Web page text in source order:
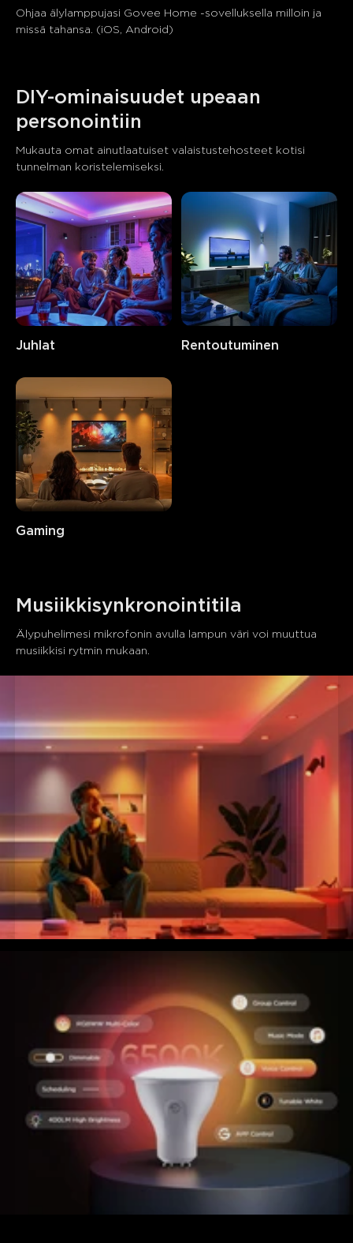
Ohjaa älylamppujasi Govee Home -sovelluksella milloin ja
missä tahansa. (iOS, Android)
DIY-ominaisuudet upeaan
personointiin
Mukauta omat ainutlaatuiset valaistustehosteet kotisi
tunnelman koristelemiseksi.
Juhlat Rentoutuminen
Gaming
Musiikkisynkronointitila
Älypuhelimesi mikrofonin avulla lampun väri voi muuttua
musiikkisi rytmin mukaan.